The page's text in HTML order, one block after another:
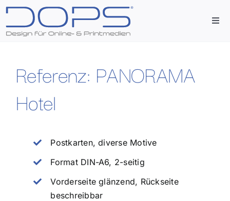
Zum
springen
Referenzen
Referenz: PANORAMA
Hotel
Postkarten, diverse Motive
Format DIN-A6, 2-seitig
Vorderseite glänzend, Rückseite
beschreibbar